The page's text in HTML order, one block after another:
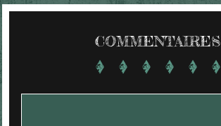
COMMENTAIRES